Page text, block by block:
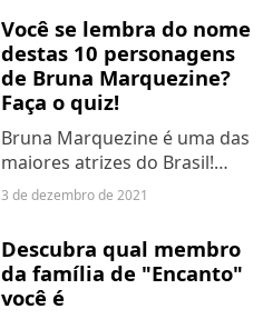
acidente de avião e acabam...
Você se lembra do nome
destas 10 personagens
de Bruna Marquezine?
Faça o quiz!
Bruna Marquezine é uma das
maiores atrizes do Brasil!
Com apenas 26 anos, ela tem
currículo, que marcaram sua
carreira. Desde "Mulheres
Apaixonadas", em...
3 de dezembro de 2021
Descubra qual membro
da família de "Encanto"
você é